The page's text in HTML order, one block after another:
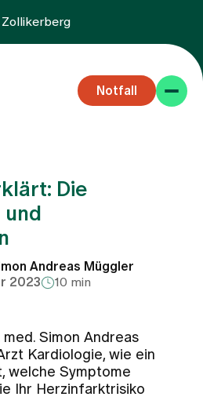
Notfall
Die
Andreas Müggler
2023
10 min
Simon Andreas
Kardiologie, wie ein
welche Symptome
Ihr Herzinfarktrisiko